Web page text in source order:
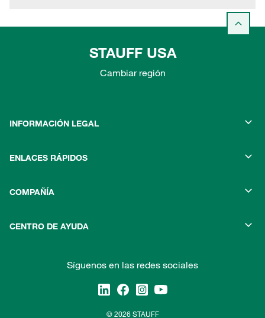
STAUFF USA
Cambiar región
INFORMACIÓN LEGAL
ENLACES RÁPIDOS
COMPAÑÍA
CENTRO DE AYUDA
Síguenos en las redes sociales
© 2026 STAUFF